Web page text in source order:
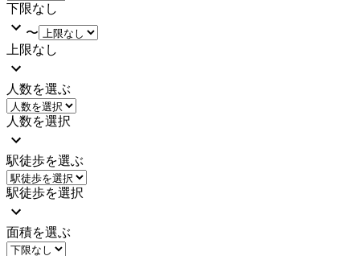
下限なし
〜
上限なし
人数を選ぶ
人数を選択
駅徒歩を選ぶ
駅徒歩を選択
面積を選ぶ